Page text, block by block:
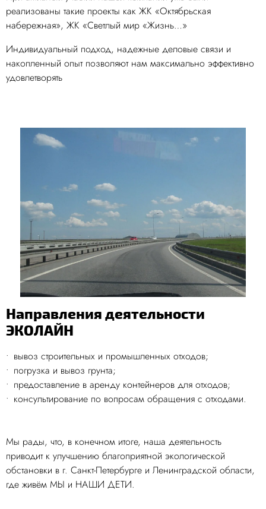
реализованы такие проекты как ЖК «Октябрьская
набережная», ЖК «Светлый мир «Жизнь…»
Индивидуальный подход, надежные деловые связи и
накопленный опыт позволяют нам максимально эффективно
удовлетворять
Направления деятельности
ЭКОЛАЙН
вывоз строительных и промышленных отходов;
погрузка и вывоз грунта;
предоставление в аренду контейнеров для отходов;
консультирование по вопросам обращения с отходами.
Мы рады, что, в конечном итоге, наша деятельность
приводит к улучшению благоприятной экологической
обстановки в г. Санкт-Петербурге и Ленинградской области,
где живём МЫ и НАШИ ДЕТИ.